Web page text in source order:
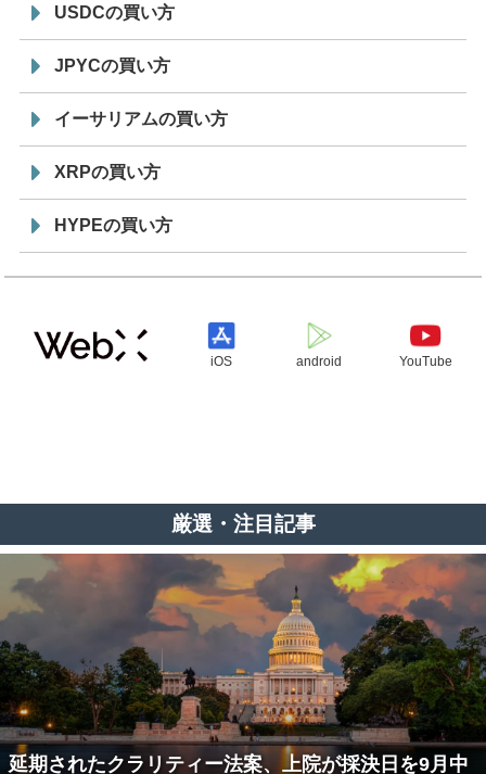
USDCの買い方
JPYCの買い方
イーサリアムの買い方
XRPの買い方
HYPEの買い方
iOS android YouTube
厳選・注目記事
延期されたクラリティー法案、上院が採決日を9月中